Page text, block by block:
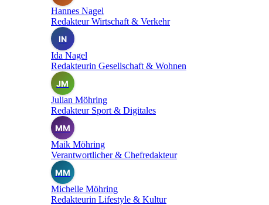
Hannes Nagel
Redakteur Wirtschaft & Verkehr
IN
Ida Nagel
Redakteurin Gesellschaft & Wohnen
JM
Julian Möhring
Redakteur Sport & Digitales
MM
Maik Möhring
Verantwortlicher & Chefredakteur
MM
Michelle Möhring
Redakteurin Lifestyle & Kultur